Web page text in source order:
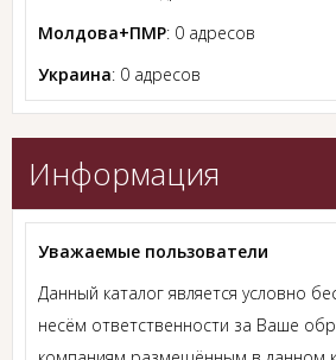
Молдова+ПМР: 0 адресов
Украина: 0 адресов
Информация
Уважаемые пользователи
Данный каталог является условно
несём ответственности за Ваше